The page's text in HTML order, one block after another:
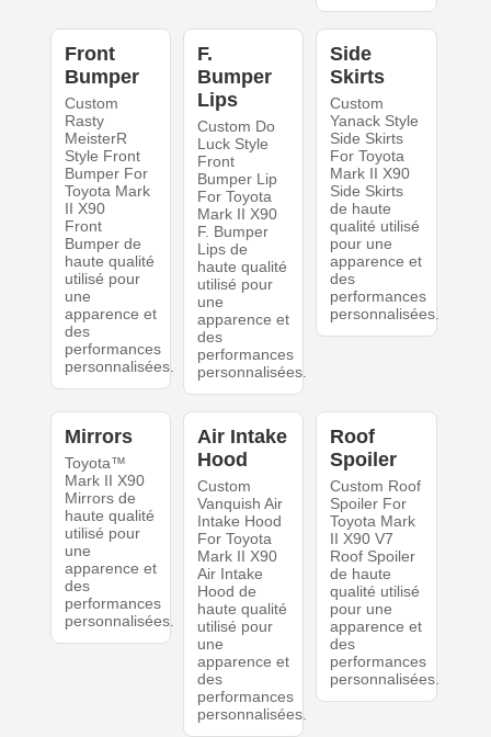
Front
Bumper
Custom
Rasty
MeisterR
Style Front
Bumper For
Toyota Mark
II X90
Front
Bumper de
haute qualité
utilisé pour
une
apparence et
des
performances
personnalisées.
F.
Bumper
Lips
Custom Do
Luck Style
Front
Bumper Lip
For Toyota
Mark II X90
F. Bumper
Lips de
haute qualité
utilisé pour
une
apparence et
des
performances
personnalisées.
Side
Skirts
Custom
Yanack Style
Side Skirts
For Toyota
Mark II X90
Side Skirts
de haute
qualité utilisé
pour une
apparence et
des
performances
personnalisées.
Mirrors
Toyota™
Mark II X90
Mirrors de
haute qualité
utilisé pour
une
apparence et
des
performances
personnalisées.
Air Intake
Hood
Custom
Vanquish Air
Intake Hood
For Toyota
Mark II X90
Air Intake
Hood de
haute qualité
utilisé pour
une
apparence et
des
performances
personnalisées.
Roof
Spoiler
Custom Roof
Spoiler For
Toyota Mark
II X90 V7
Roof Spoiler
de haute
qualité utilisé
pour une
apparence et
des
performances
personnalisées.